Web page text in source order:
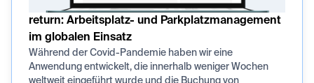
return: Arbeitsplatz- und Parkplatzmanagement
im globalen Einsatz
Während der Covid-Pandemie haben wir eine
Anwendung entwickelt, die innerhalb weniger Wochen
weltweit eingeführt wurde und die Buchung von